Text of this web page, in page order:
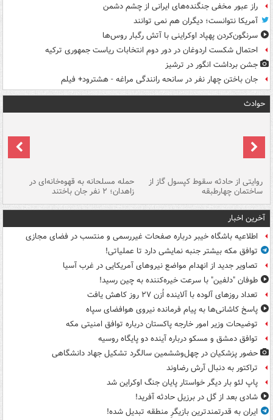
راز عبور مخفی جنگنده‌های ایرانی از چشم دشمن
آمریکا نتوانست؛ دیگران هم نمی توانند
سرنگون‌کردن پهپاد اوکراینی با آتش رگبار روس‌ها
احتمال شکست اردوغان در دور دوم انتخابات ریاست جمهوری ترکیه
جشن برداشت انگور در ترشیز
جان باختن چهار نفر در سانحه رانندگی مراغه - هشترود+ فیلم
حوادث
روایتی از حادثه سقوط کپسول گاز از
ساختمان چهارطبقه
حمله مسلحانه به قهوه‌خانه‌ای در
زاهدان؛ ۲ نفر جان باختند
آخرین اخبار
اطلاعیه باشگاه خیبر درباره صفحات غیررسمی و منتسب در فضای مجازی
توافق مکه بیشتر جنبه نمایشی دارد تا عملیاتی!
تصاویر جدید از انهدام مواضع نیروهای آمریکایی در غرب آسیا
طوفان "دلفین" با سرعت خیره‌کننده به چین رسید!
تعداد روزهای آلوده با آلاینده اُزن ۲۷ روز کاهش یافت
پاسخ کاشانی‌ها به پیام فرمانده نیروی هوافضای سپاه
توضیحات وزیر امور خارجه پاکستان درباره توافق امنیتی مکه
توافق دمشق و مسکو درباره آینده دو پایگاه روسیه
حضور پزشکیان در چهل‌وششمین سالگرد تشکیل جهاد دانشگاهی
تراکتور به دنبال آرش رضاوند
پاپ لئو بار دیگر خواستار پایان جنگ اوکراین شد
شادی بعد از گل در برزیل حادثه آفرید!
ایران به قدرتمندترین بازیگرِ منطقه تبدیل شده!